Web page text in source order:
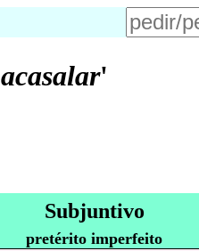
acasalar'
Subjuntivo
pretérito imperfeito